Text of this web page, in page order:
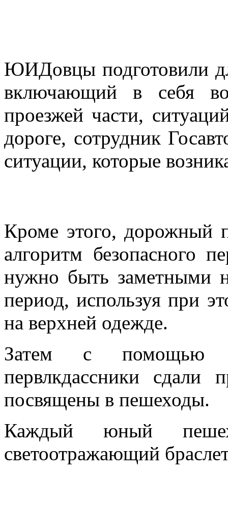
ЮИДовцы подготовили
включающий в себя
проезжей части,
дороге, сотрудник
ситуации, которые
Кроме этого, дорожный
алгоритм безопасного
нужно быть заметными
период, используя при
на верхней одежде.
Затем с помощью
первлкдассники сдали
посвящены в пешеходы.
Каждый юный
светоотражающий